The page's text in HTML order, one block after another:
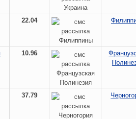
22.04
10.96
37.79